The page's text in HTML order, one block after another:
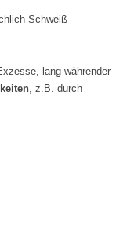
Schweiß
lang währender
, z.B. durch